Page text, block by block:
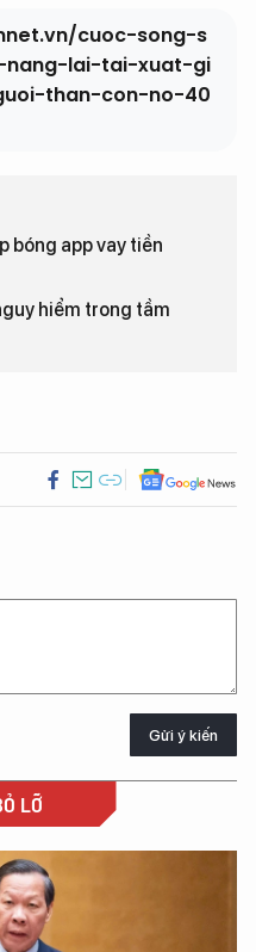
cuoc-song-s
lai-tai-xuat-gi
than-con-no-40
bóng app vay tiền
hiểm trong tầm
Gửi ý kiến
LỠ